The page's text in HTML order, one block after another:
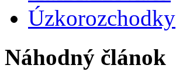
Úzkorozchodky
Náhodný článok